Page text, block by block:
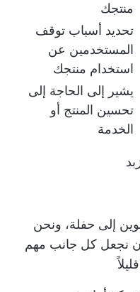
منتجك
تحديد أسباب توقف
المستخدمين عن
استخدام منتجك
يشير إلى الحاجة إلى
تحسين المنتج أو
الخدمة
إلى حفلة، ونحن
نجعل كل جانب مهم